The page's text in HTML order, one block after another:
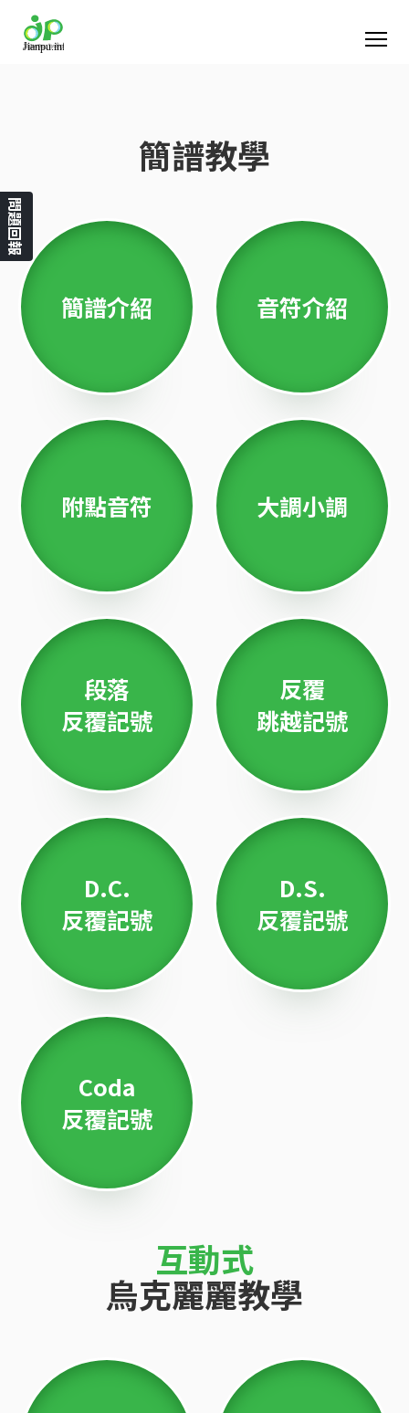
簡譜教學
簡譜介紹 音符介紹
附點音符 大調小調
段落
反覆記號
反覆
跳越記號
D.C.
反覆記號
D.S.
反覆記號
Coda
反覆記號
互動式
烏克麗麗教學
問題回報